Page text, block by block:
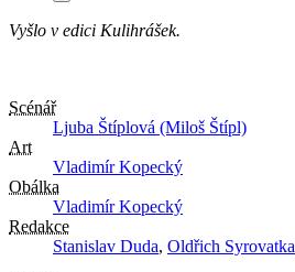
Vyšlo v edici Kulihrášek.
Scénář
Ljuba Štíplová (Miloš Štípl)
Art
Vladimír Kopecký
Obálka
Vladimír Kopecký
Redakce
Stanislav Duda, Oldřich Syrovatka